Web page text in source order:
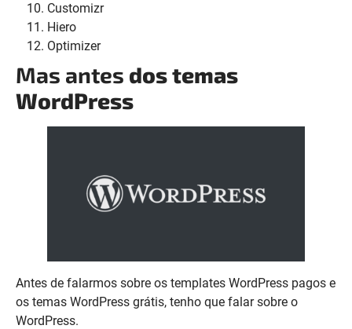
Customizr
Hiero
Optimizer
Mas antes dos temas
WordPress
Antes de falarmos sobre os templates WordPress pagos e
os temas WordPress grátis, tenho que falar sobre o
WordPress.